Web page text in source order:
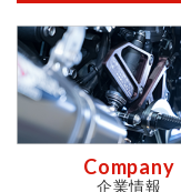
Company
企業情報